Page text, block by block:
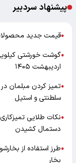
پیشنهاد سردبیر
●قیمت جدید
●
اردیبهشت ۱۴۰۵
●تمیز کردن مبلمان
سلطنتی و استیل
●نکات طلایی
دستمال کشیدن
●طرز استفاده از
بخار